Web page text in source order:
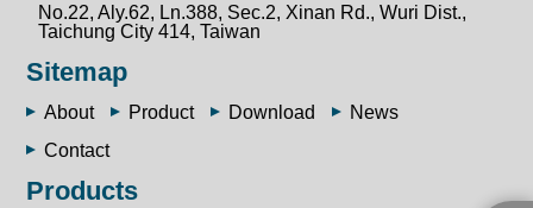
No.22, Aly.62, Ln.388, Sec.2, Xinan Rd., Wuri Dist.,
Taichung City 414, Taiwan
Sitemap
About Product Download
News
Contact
Products